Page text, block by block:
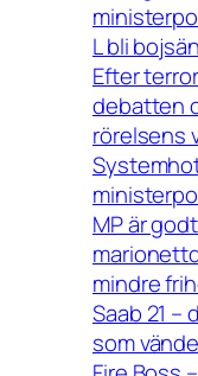
L bli
Efter
debatten
rörelsens
MP är
mindre
Saab 21
som